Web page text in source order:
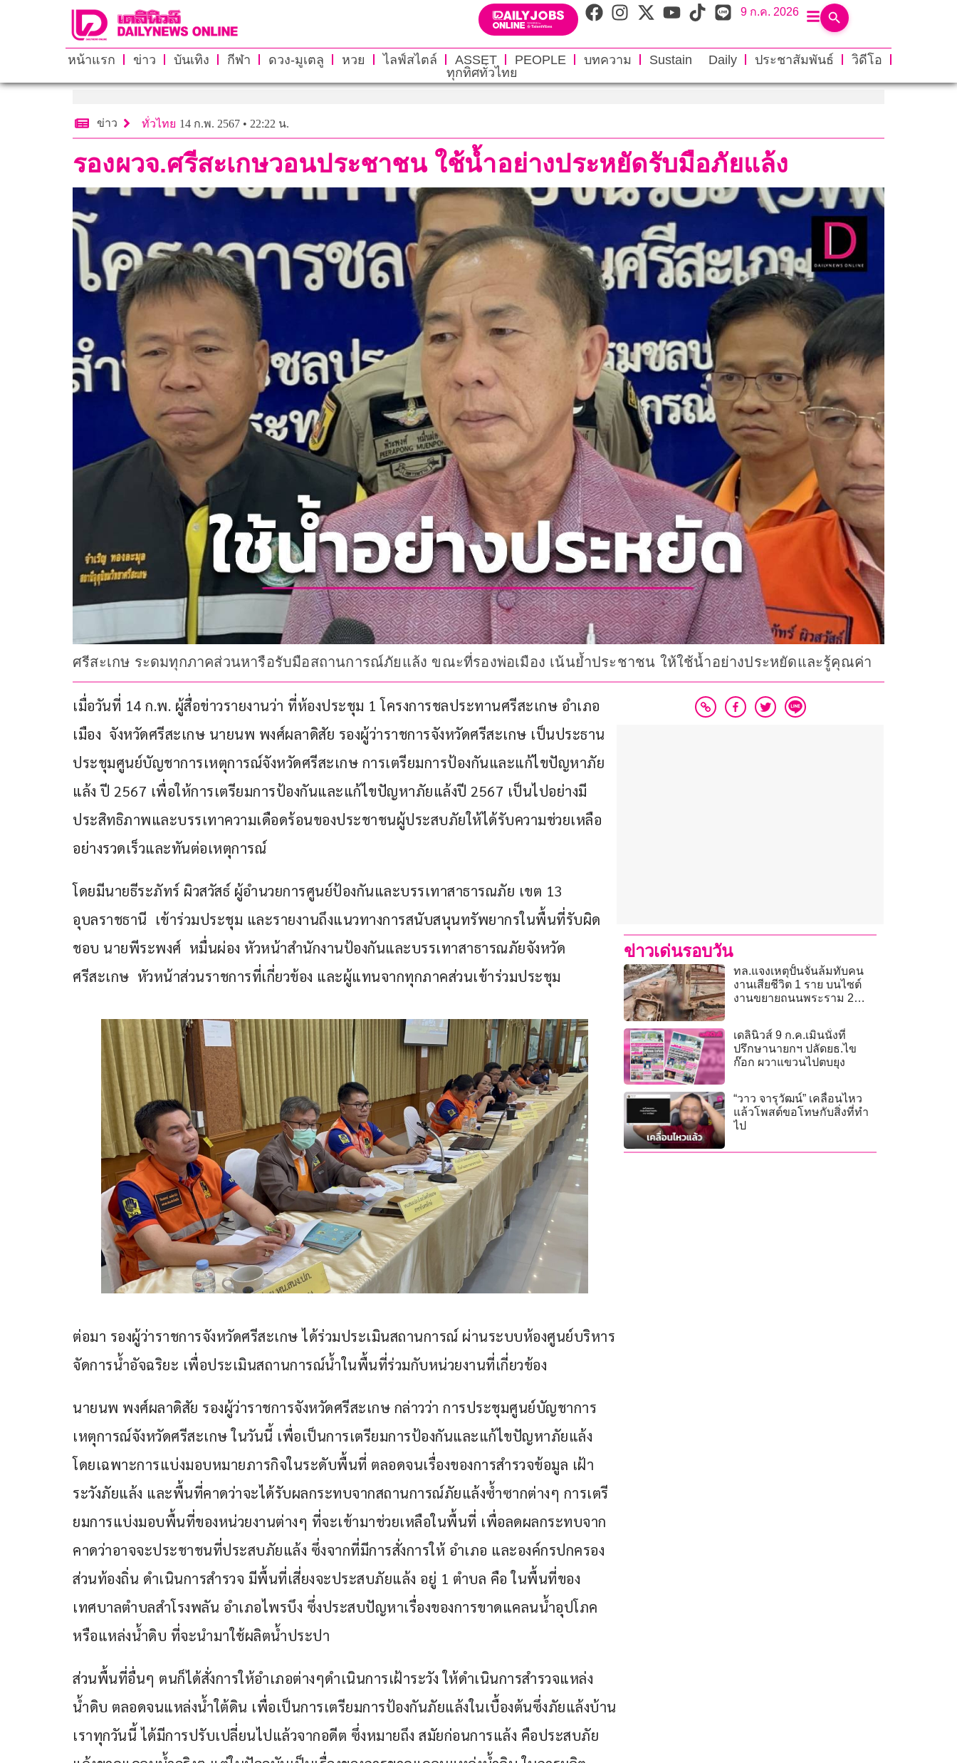
9 ก.ค. 2026
หน้าแรก ข่าว บันเทิง กีฬา ดวง-มูเตลู หวย ไลฟ์สไตล์ ASSET PEOPLE บทความ Sustain Daily ประชาสัมพันธ์
วิดีโอ
ทุกทิศทั่วไทย
ข่าว ทั่วไทย 14 ก.พ. 2567 • 22:22 น.
รองผวจ.ศรีสะเกษวอนประชาชน ใช้น้ำอย่างประหยัดรับมือภัยแล้ง
ศรีสะเกษ ระดมทุกภาคส่วนหารือรับมือสถานการณ์ภัยแล้ง ขณะที่รองพ่อเมือง เน้นย้ำประชาชน ให้ใช้น้ำอย่างประหยัดและรู้คุณค่า
เมื่อวันที่ 14 ก.พ. ผู้สื่อข่าวรายงานว่า ที่ห้องประชุม 1 โครงการชลประทานศรีสะเกษ อำเภอ
เมือง  จังหวัดศรีสะเกษ นายนพ พงศ์ผลาดิสัย รองผู้ว่าราชการจังหวัดศรีสะเกษ เป็นประธาน
ประชุมศูนย์บัญชาการเหตุการณ์จังหวัดศรีสะเกษ การเตรียมการป้องกันและแก้ไขปัญหาภัย
แล้ง ปี 2567 เพื่อให้การเตรียมการป้องกันและแก้ไขปัญหาภัยแล้งปี 2567 เป็นไปอย่างมี
ประสิทธิภาพและบรรเทาความเดือดร้อนของประชาชนผู้ประสบภัยให้ได้รับความช่วยเหลือ
อย่างรวดเร็วและทันต่อเหตุการณ์
โดยมีนายธีระภัทร์ ผิวสวัสธ์ ผู้อำนวยการศูนย์ป้องกันและบรรเทาสาธารณภัย เขต 13
อุบลราชธานี  เข้าร่วมประชุม และรายงานถึงแนวทางการสนับสนุนทรัพยากรในพื้นที่รับผิด
ชอบ นายพีระพงศ์  หมื่นผ่อง หัวหน้าสำนักงานป้องกันและบรรเทาสาธารณภัยจังหวัด
ศรีสะเกษ  หัวหน้าส่วนราชการที่เกี่ยวข้อง และผู้แทนจากทุกภาคส่วนเข้าร่วมประชุม
ต่อมา รองผู้ว่าราชการจังหวัดศรีสะเกษ ได้ร่วมประเมินสถานการณ์ ผ่านระบบห้องศูนย์บริหาร
จัดการน้ำอัจฉริยะ เพื่อประเมินสถานการณ์น้ำในพื้นที่ร่วมกับหน่วยงานที่เกี่ยวข้อง
นายนพ พงศ์ผลาดิสัย รองผู้ว่าราชการจังหวัดศรีสะเกษ กล่าวว่า การประชุมศูนย์บัญชาการ
เหตุการณ์จังหวัดศรีสะเกษ ในวันนี้ เพื่อเป็นการเตรียมการป้องกันและแก้ไขปัญหาภัยแล้ง
โดยเฉพาะการแบ่งมอบหมายภารกิจในระดับพื้นที่ ตลอดจนเรื่องของการสำรวจข้อมูล เฝ้า
ระวังภัยแล้ง และพื้นที่คาดว่าจะได้รับผลกระทบจากสถานการณ์ภัยแล้งซ้ำซากต่างๆ การเตรี
ยมการแบ่งมอบพื้นที่ของหน่วยงานต่างๆ ที่จะเข้ามาช่วยเหลือในพื้นที่ เพื่อลดผลกระทบจาก
คาดว่าอาจจะประชาชนที่ประสบภัยแล้ง ซึ่งจากที่มีการสั่งการให้ อำเภอ และองค์กรปกครอง
ส่วนท้องถิ่น ดำเนินการสำรวจ มีพื้นที่เสี่ยงจะประสบภัยแล้ง อยู่ 1 ตำบล คือ ในพื้นที่ของ
เทศบาลตำบลสำโรงพลัน อำเภอไพรบึง ซึ่งประสบปัญหาเรื่องของการขาดแคลนน้ำอุปโภค
หรือแหล่งน้ำดิบ ที่จะนำมาใช้ผลิตน้ำประปา
ส่วนพื้นที่อื่นๆ ตนก็ได้สั่งการให้อำเภอต่างๆดำเนินการเฝ้าระวัง ให้ดำเนินการสำรวจแหล่ง
น้ำดิบ ตลอดจนแหล่งน้ำใต้ดิน เพื่อเป็นการเตรียมการป้องกันภัยแล้งในเบื้องต้นซึ่งภัยแล้งบ้าน
เราทุกวันนี้ ได้มีการปรับเปลี่ยนไปแล้วจากอดีต ซึ่งหมายถึง สมัยก่อนการแล้ง คือประสบภัย
ข่าวเด่นรอบวัน
ทล.แจงเหตุปั้นจั่นล้มทับคน
งานเสียชีวิต 1 ราย บนไซต์
งานขยายถนนพระราม 2
เดลินิวส์ 9 ก.ค.เมินนั่งที่
ปรึกษานายกฯ ปลัดยธ.ไข
ก๊อก ผวาแขวนไปตบยุง
“วาว จารุวัฒน์” เคลื่อนไหว
แล้วโพสต์ขอโทษกับสิ่งที่ทำ
ไป